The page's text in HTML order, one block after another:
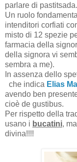
parlare di pastitsada.
Un ruolo
intenditori corfiati
misto di 12 spezie
farmacia della
della signora vi
sembra a me).
In assenza dello
che indica Elias
avendo ben
cioè de gustibus.
Per rispetto della
usano i bucatini,
divina!!!!